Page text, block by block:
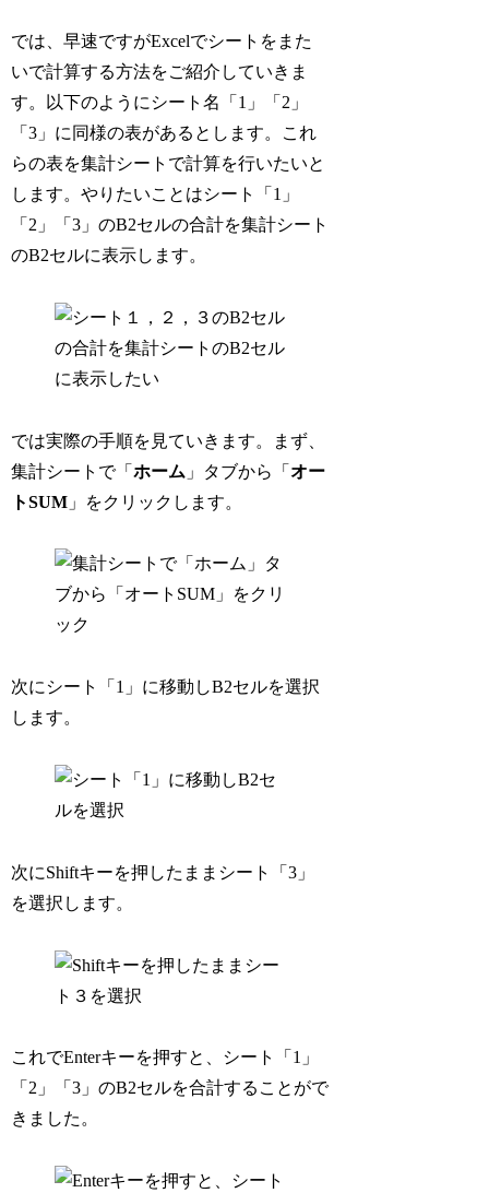
では、早速ですがExcelでシートをまた
いで計算する方法をご紹介していきま
す。以下のようにシート名「1」「2」
「3」に同様の表があるとします。これ
らの表を集計シートで計算を行いたいと
します。やりたいことはシート「1」
「2」「3」のB2セルの合計を集計シート
のB2セルに表示します。
では実際の手順を見ていきます。まず、
集計シートで「ホーム 」タブから「オー
トSUM 」をクリックします。
次にシート「1」に移動しB2セルを選択
します。
次にShiftキーを押したままシート「3」
を選択します。
これでEnterキーを押すと、シート「1」
「2」「3」のB2セルを合計することがで
きました。